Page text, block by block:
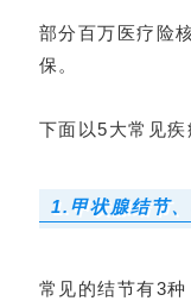
部分百万医疗险
保。
下面以5大常见疾
1.甲状腺结节
常见的结节有3